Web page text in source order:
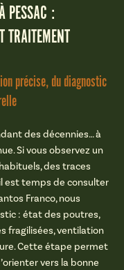
PESSAC :
TRAITEMENT
précise, du diagnostic
des décennies… à
Si vous observez un
des traces
est temps de consulter
Franco, nous
: état des poutres,
fragilisées, ventilation
Cette étape permet
vers la bonne